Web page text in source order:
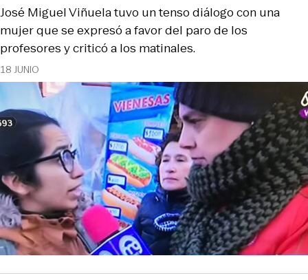
18 JUNIO
José Miguel Viñuela tuvo un tenso diálogo con una
mujer que se expresó a favor del paro de los
profesores y criticó a los matinales.